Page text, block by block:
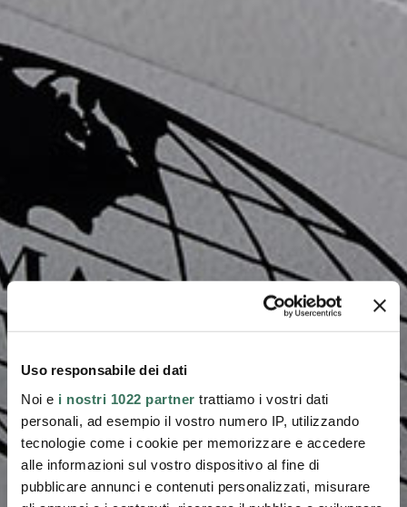
Uso responsabile dei dati
Noi e i nostri 1022 partner trattiamo i vostri dati
personali, ad esempio il vostro numero IP, utilizzando
tecnologie come i cookie per memorizzare e accedere
alle informazioni sul vostro dispositivo al fine di
pubblicare annunci e contenuti personalizzati, misurare